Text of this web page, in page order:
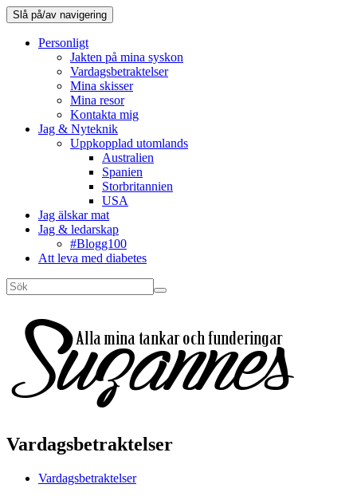
Slå på/av navigering
Personligt
Jakten på mina syskon
Vardagsbetraktelser
Mina skisser
Mina resor
Kontakta mig
Jag & Nyteknik
Uppkopplad utomlands
Australien
Spanien
Storbritannien
USA
Jag älskar mat
Jag & ledarskap
#Blogg100
Att leva med diabetes
Vardagsbetraktelser
Vardagsbetraktelser